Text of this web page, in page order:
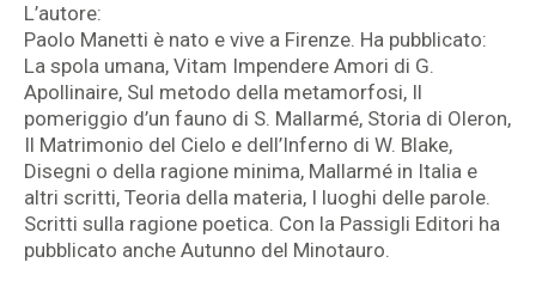
L’autore:
Paolo Manetti è nato e vive a Firenze. Ha pubblicato:
La spola umana, Vitam Impendere Amori di G.
Apollinaire, Sul metodo della metamorfosi, Il
pomeriggio d’un fauno di S. Mallarmé, Storia di Oleron,
Il Matrimonio del Cielo e dell’Inferno di W. Blake,
Disegni o della ragione minima, Mallarmé in Italia e
altri scritti, Teoria della materia, I luoghi delle parole.
Scritti sulla ragione poetica. Con la Passigli Editori ha
pubblicato anche Autunno del Minotauro.